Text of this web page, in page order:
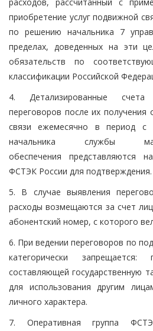
приобретение услуг подвижной
по решению начальника 7
пределах, доведенных на эти
обязательств по
классификации Российской
4. Детализированные
переговоров после их
связи ежемесячно в период
начальника службы
обеспечения представляются
ФСТЭК России для подтверждения.
5. В случае выявления
расходы возмещаются за счет
абонентский номер, с которого
6. При ведении переговоров по
категорически запрещается:
составляющей государственную
для использования другим
личного характера.
7. Оперативная группа